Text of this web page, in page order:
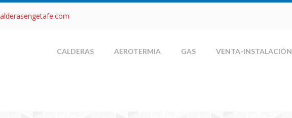
CALDERAS AEROTERMIA GAS VENTA-INSTALACIÓN